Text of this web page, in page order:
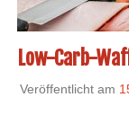
Low-Carb-
Veröffentlicht am